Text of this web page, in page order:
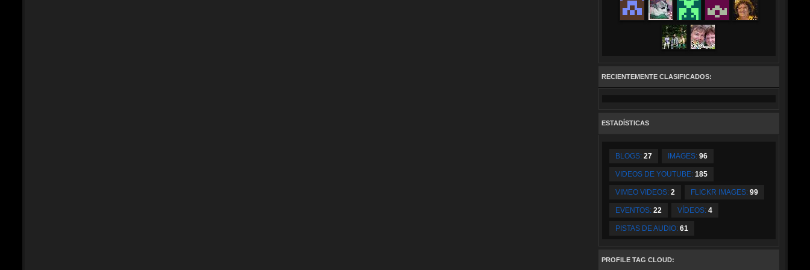
RECIENTEMENTE CLASIFICADOS:
ESTADÍSTICAS
BLOGS: 27 IMAGES: 96
VIDEOS DE YOUTUBE: 185
VIMEO VIDEOS: 2 FLICKR IMAGES: 99
EVENTOS: 22 VÍDEOS: 4
PISTAS DE AUDIO: 61
PROFILE TAG CLOUD: